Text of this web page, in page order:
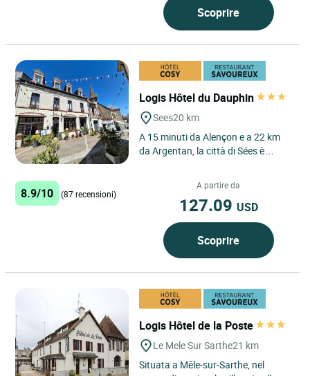
Scoprire
Logis Hôtel du Dauphin
Sees20 km
A 15 minuti da Alençon e a 22 km
da Argentan, la città di Sées è
8.9/10 (87 recensioni)
A partire da
127.09 USD
Scoprire
Logis Hôtel de la Poste
Le Mele Sur Sarthe21 km
Situata a Mêle-sur-Sarthe, nel